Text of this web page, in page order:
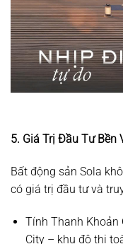
5. Giá Trị Đầu Tư Bền
Bất động sản Sola
có giá trị đầu tư và
Tính Thanh Khoản
City– khu đô thị